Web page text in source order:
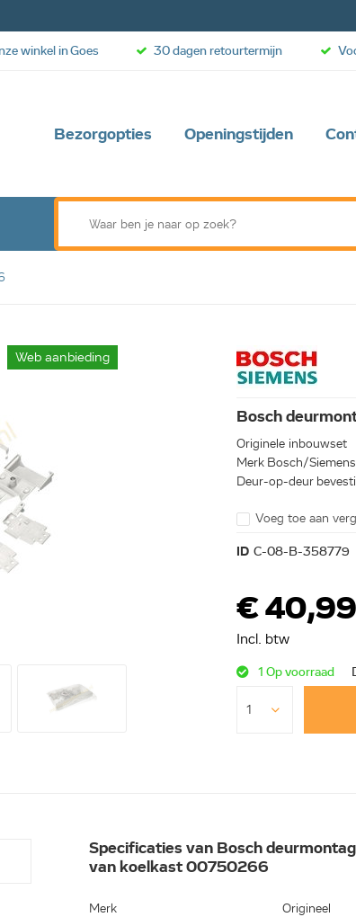
Bezorgopties Openingstijden
winkel in Goes 30 dagen retourtermijn
Web aanbieding
Bosch
Originele inbouwset
Merk Bosch/Siemens
Deur-op-deur
Voeg toe aan
ID C-08-B-358779
€ 40,99
Incl. btw
1 Op voorraad
Specificaties van Bosch
van koelkast 00750266
Merk
Origineel